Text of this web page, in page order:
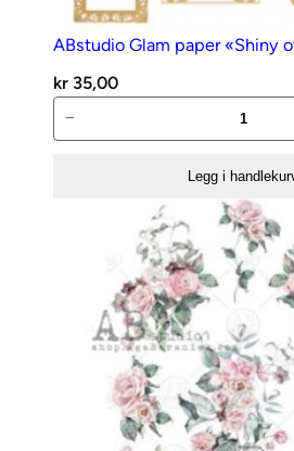
ABstudio Glam paper «Shiny
kr 35,00
Glam
−
Legg i